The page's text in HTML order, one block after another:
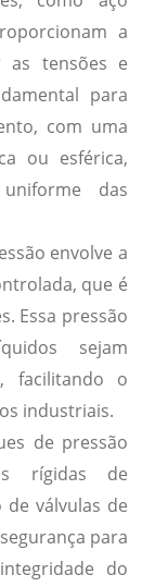
a
as tensões e
para
com uma
ou esférica,
das
envolve a
que é
Essa pressão
sejam
facilitando o
industriais.
de pressão
rígidas de
de válvulas de
para
do